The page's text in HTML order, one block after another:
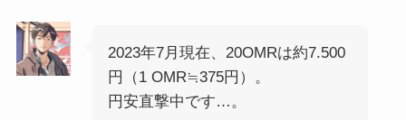
2023年7月現在、20OMRは約7.500
円（1 OMR≒375円）。
円安直撃中です…。